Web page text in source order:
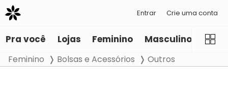
Entrar Crie uma conta
Pra você Lojas Feminino Masculino
Feminino Bolsas e Acessórios Outros